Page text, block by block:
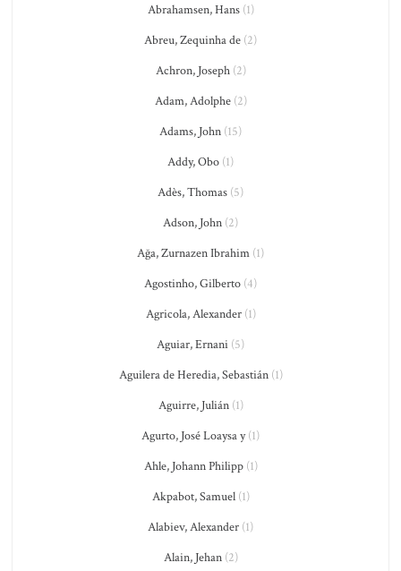
Abrahamsen, Hans(1)
Abreu, Zequinha de (2)
Achron, Joseph(2)
Adam, Adolphe(2)
Adams, John (15)
Addy, Obo (1)
Adès, Thomas (5)
Adson, John (2)
Ağa, Zurnazen Ibrahim (1)
Agostinho, Gilberto (4)
Agricola, Alexander(1)
Aguiar, Ernani (5)
Aguilera de Heredia, Sebastián(1)
Aguirre, Julián(1)
Agurto, José Loaysa y(1)
Ahle, Johann Philipp(1)
Akpabot, Samuel(1)
Alabiev, Alexander (1)
Alain, Jehan(2)